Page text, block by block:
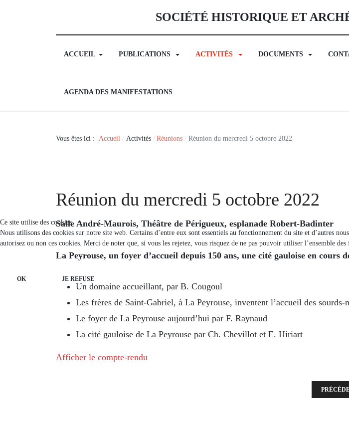
SOCIÉTÉ HISTORIQUE ET
ACCUEIL PUBLICATIONS ACTIVITÉS DOCUMENTS
AGENDA DES MANIFESTATIONS
Vous êtes ici : Accueil Activités Réunions Réunion du mercredi 5 octobre 2022
Réunion du mercredi 5 octobre 2022
Salle André-Maurois, Théâtre de Périgueux, esplanade Robert-Badinter
La Peyrouse, un foyer d’accueil depuis 150 ans, une cité gauloise en cours
Un domaine accueillant, par B. Cougoul
Les frères de Saint-Gabriel, à La Peyrouse, inventent l’accueil des sourds-
Le foyer de La Peyrouse aujourd’hui par F. Raynaud
La cité gauloise de La Peyrouse par Ch. Chevillot et E. Hiriart
Afficher le compte-rendu
ARTICLE
Ce site utilise des cookies
Nous utilisons des cookies sur notre site web. Certains d’entre eux sont essentiels au fonctionnement du site et d’autres
autorisez ou non ces cookies. Merci de noter que, si vous les rejetez, vous risquez de ne pas pouvoir utiliser l’ensemble des
OK JE REFUSE